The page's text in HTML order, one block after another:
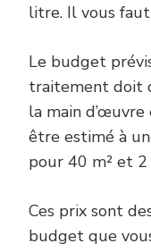
litre. Il vous
Le budget
traitement doit
la main
être estimé à
pour 40 m² et
Ces prix sont
budget que